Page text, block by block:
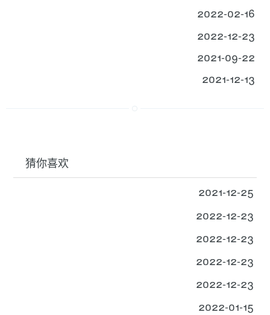
2022-02-16
2022-12-23
2021-09-22
2021-12-13
猜你喜欢
2021-12-25
2022-12-23
2022-12-23
2022-12-23
2022-12-23
2022-01-15